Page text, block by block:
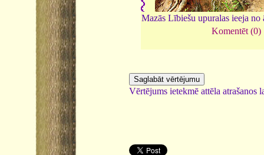
Mazās Lībiešu upuralas ieeja no
Komentēt (0)
Vērtējums ietekmē attēla atrašanos